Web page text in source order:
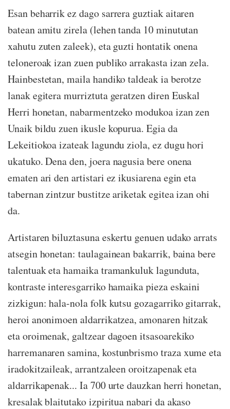
Esan beharrik ez dago sarrera guztiak aitaren
batean amitu zirela (lehen tanda 10 minututan
xahutu zuten zaleek), eta guzti hontatik onena
teloneroak izan zuen publiko arrakasta izan zela.
Hainbestetan, maila handiko taldeak ia berotze
lanak egitera murriztuta geratzen diren Euskal
Herri honetan, nabarmentzeko modukoa izan zen
Unaik bildu zuen ikusle kopurua. Egia da
Lekeitiokoa izateak lagundu ziola, ez dugu hori
ukatuko. Dena den, joera nagusia bere onena
ematen ari den artistari ez ikusiarena egin eta
tabernan zintzur bustitze ariketak egitea izan ohi
da.
Artistaren biluztasuna eskertu genuen udako arrats
atsegin honetan: taulagainean bakarrik, baina bere
talentuak eta hamaika tramankuluk lagunduta,
kontraste interesgarriko hamaika pieza eskaini
zizkigun: hala-nola folk kutsu gozagarriko gitarrak,
heroi anonimoen aldarrikatzea, amonaren hitzak
eta oroimenak, galtzear dagoen itsasoarekiko
harremanaren samina, kostunbrismo traza xume eta
iradokitzaileak, arrantzaleen oroitzapenak eta
aldarrikapenak... Ia 700 urte dauzkan herri honetan,
kresalak blaitutako izpiritua nabari da akaso